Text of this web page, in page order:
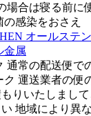
場合は寝る前に
感染をおさえ
オールステ
金属
通常の配送便で
ク 運送業者の便
りいたしまし
地域により異